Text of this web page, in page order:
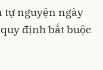
tự nguyện ngày
định bắt buộc